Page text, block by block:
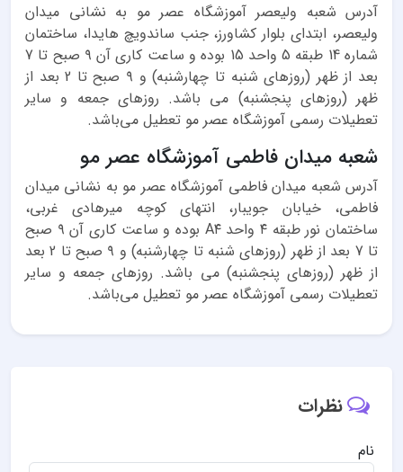
آدرس شعبه ولیعصر آموزشگاه عصر مو به نشانی میدان
ولیعصر، ابتدای بلوار کشاورز، جنب ساندویچ هایدا، ساختمان
شماره 14 طبقه 5 واحد 15 بوده و ساعت کاری آن ۹ صبح تا 7
بعد از ظهر (روزهای شنبه تا چهارشنبه) و ۹ صبح تا 2 بعد از
ظهر (روزهای پنجشنبه) می باشد. روزهای جمعه و سایر
تعطیلات رسمی آموزشگاه عصر مو تعطیل می‌باشد.
شعبه میدان فاطمی آموزشگاه عصر مو
آدرس شعبه میدان فاطمی آموزشگاه عصر مو به نشانی میدان
فاطمی، خیابان جویبار، انتهای کوچه میرهادی غربی،
ساختمان نور طبقه ۴ واحد A۴ بوده و ساعت کاری آن ۹ صبح
تا 7 بعد از ظهر (روزهای شنبه تا چهارشنبه) و ۹ صبح تا 2 بعد
از ظهر (روزهای پنجشنبه) می باشد. روزهای جمعه و سایر
تعطیلات رسمی آموزشگاه عصر مو تعطیل می‌باشد.
نظرات
نام